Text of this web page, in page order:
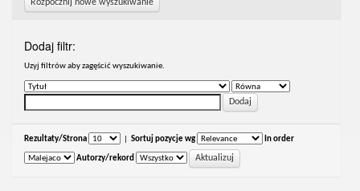
Rozpocznij nowe wyszukiwanie
Dodaj filtr:
Uzyj filtrów aby zagęścić wyszukiwanie.
Rezultaty/Strona Sortuj pozycje wg In order
Autorzy/rekord